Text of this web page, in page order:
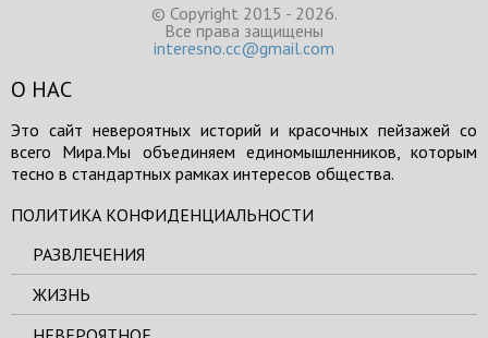
© Copyright 2015 - 2026.
Все права защищены
interesno.cc@gmail.com
О НАС
Это сайт невероятных историй и красочных пейзажей со
всего Мира.Мы объединяем единомышленников, которым
тесно в стандартных рамках интересов общества.
ПОЛИТИКА КОНФИДЕНЦИАЛЬНОСТИ
РАЗВЛЕЧЕНИЯ
ЖИЗНЬ